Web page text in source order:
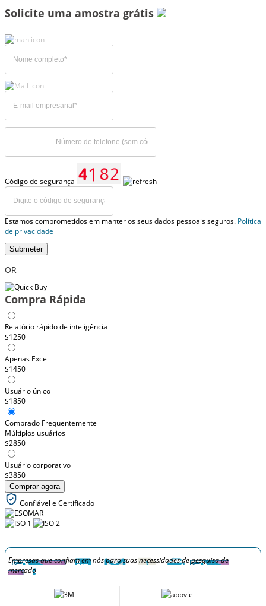
Solicite uma amostra grátis
Código de segurança
Estamos comprometidos em manter os seus dados pessoais seguros. Política
de privacidade
Submeter
OR
Compra Rápida
Relatório rápido de inteligência
$1250
Apenas Excel
$1450
Usuário único
$1850
Comprado Frequentemente
Múltiplos usuários
$2850
Usuário corporativo
$3850
Comprar agora
Confiável e Certificado
Empresas que confiam em nós para suas necessidades de pesquisa de
mercado